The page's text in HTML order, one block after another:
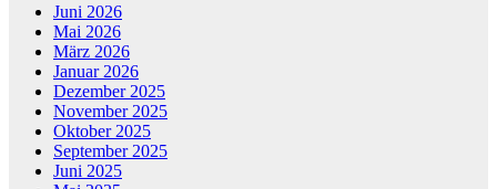
Juni 2026
Mai 2026
März 2026
Januar 2026
Dezember 2025
November 2025
Oktober 2025
September 2025
Juni 2025